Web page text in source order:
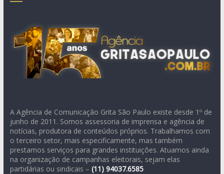
A Agência de Comunicação Grita São Paulo existe desde 1º de
junho de 2011. Somos assessoria de imprensa e agência de
notícias, produtora de conteúdos próprios. Trabalhamos com
o terceiro setor, mais especificamente, mas também
prestamos serviços para grandes instituições. Atuamos ainda
na organização de campanhas eleitorais, sejam elas
partidárias ou sindicais – (11) 94037.6585